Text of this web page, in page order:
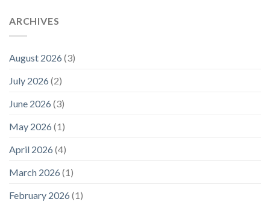
ARCHIVES
August 2026 (3)
July 2026 (2)
June 2026 (3)
May 2026 (1)
April 2026 (4)
March 2026 (1)
February 2026 (1)